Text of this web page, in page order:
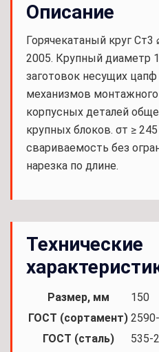
Описание
Горячекатаный круг
2005. Крупный диаметр
заготовок несущих
механизмов
корпусных деталей
крупных блоков. σт ≥
свариваемость без
нарезка по длине.
Технические
Размер, мм
150
ГОСТ (сортамент)
ГОСТ (сталь)
535-